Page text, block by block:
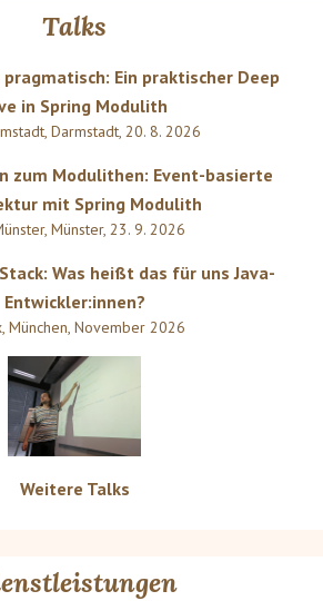
Talks
Ein praktischer Deep
in Spring Modulith
, Darmstadt, 20. 8. 2026
zum Modulithen: Event-basierte
mit Spring Modulith
, Münster, 23. 9. 2026
Was heißt das für uns Java-
Entwickler:innen?
, München, November 2026
Weitere Talks